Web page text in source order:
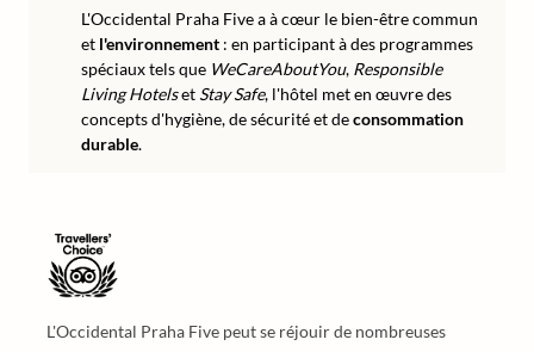
L'Occidental Praha Five a à cœur le bien-être commun
et l'environnement : en participant à des programmes
spéciaux tels que WeCareAboutYou, Responsible
Living Hotelset Stay Safe, l'hôtel met en œuvre des
concepts d'hygiène, de sécurité et deconsommation
durable.
L'Occidental Praha Five peut se réjouir de nombreuses